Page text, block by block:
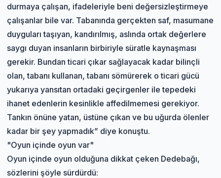
durmaya çalışan, ifadeleriyle beni değersizleştirmeye
çalışanlar bile var. Tabanında gerçekten saf, masumane
duyguları taşıyan, kandırılmış, aslında ortak değerlere
saygı duyan insanların birbiriyle süratle kaynaşması
gerekir. Bundan ticari çıkar sağlayacak kadar bilinçli
olan, tabanı kullanan, tabanı sömürerek o ticari gücü
yukarıya yansıtan ortadaki geçirgenler ile tepedeki
ihanet edenlerin kesinlikle affedilmemesi gerekiyor.
Tankın önüne yatan, üstüne çıkan ve bu uğurda ölenler
kadar bir şey yapmadık” diye konuştu.
"Oyun içinde oyun var"
Oyun içinde oyun olduğuna dikkat çeken Dedebağı,
sözlerini şöyle sürdürdü: